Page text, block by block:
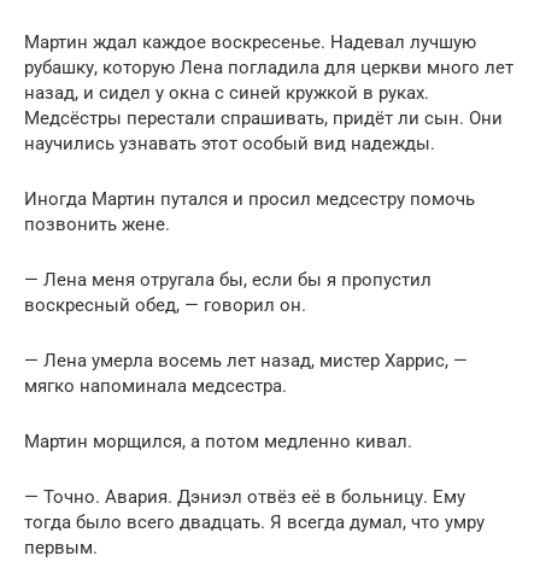
Мартин ждал каждое воскресенье. Надевал лучшую
рубашку, которую Лена погладила для церкви много лет
назад, и сидел у окна с синей кружкой в руках.
Медсёстры перестали спрашивать, придёт ли сын. Они
научились узнавать этот особый вид надежды.
Иногда Мартин путался и просил медсестру помочь
позвонить жене.
— Лена меня отругала бы, если бы я пропустил
воскресный обед, — говорил он.
— Лена умерла восемь лет назад, мистер Харрис, —
мягко напоминала медсестра.
Мартин морщился, а потом медленно кивал.
— Точно. Авария. Дэниэл отвёз её в больницу. Ему
тогда было всего двадцать. Я всегда думал, что умру
первым.